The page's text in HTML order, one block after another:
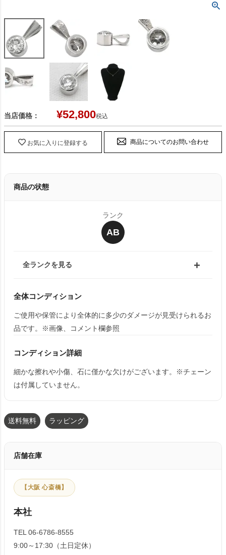
当店価格： ¥52,800税込
お気に入りに登録する 商品についてのお問い合わせ
商品の状態
ランク
AB
全ランクを見る
全体コンディション
ご使用や保管により全体的に多少のダメージが見受けられるお
品です。※画像、コメント欄参照
コンディション詳細
細かな擦れや小傷、石に僅かな欠けがございます。※チェーン
は付属していません。
送料無料 ラッピング
店舗在庫
【大阪 心斎橋】
本社
TEL 06-6786-8555
9:00～17:30（土日定休）